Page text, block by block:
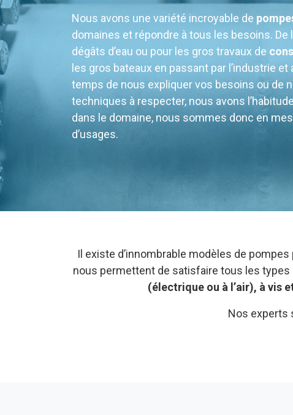
Nous avons une variété incroyable de
domaines et répondre à tous les besoins. De
dégâts d’eau ou pour les gros travaux de
les gros bateaux en passant par l’industrie
temps de nous expliquer vos besoins ou de
techniques à respecter, nous avons
dans le domaine, nous sommes donc en
d’usages.
Il existe d’innombrable modèles de
nous permettent de satisfaire tous les
(électrique ou à l’air), à vis
Nos experts